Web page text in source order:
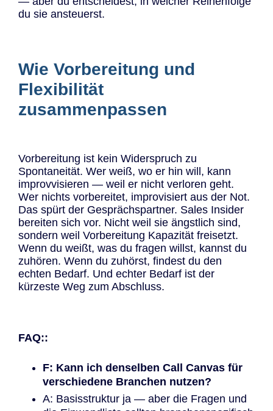
du sie ansteuerst.
Wie Vorbereitung und
Flexibilität
zusammenpassen
Vorbereitung ist kein Widerspruch zu
Spontaneität. Wer weiß, wo er hin will, kann
improvvisieren — weil er nicht verloren geht.
Wer nichts vorbereitet, improvisiert aus der Not.
Das spürt der Gesprächspartner. Sales Insider
bereiten sich vor. Nicht weil sie ängstlich sind,
sondern weil Vorbereitung Kapazität freisetzt.
Wenn du weißt, was du fragen willst, kannst du
zuhören. Wenn du zuhörst, findest du den
echten Bedarf. Und echter Bedarf ist der
kürzeste Weg zum Abschluss.
FAQ::
F: Kann ich denselben Call Canvas für
verschiedene Branchen nutzen?
A: Basisstruktur ja — aber die Fragen und